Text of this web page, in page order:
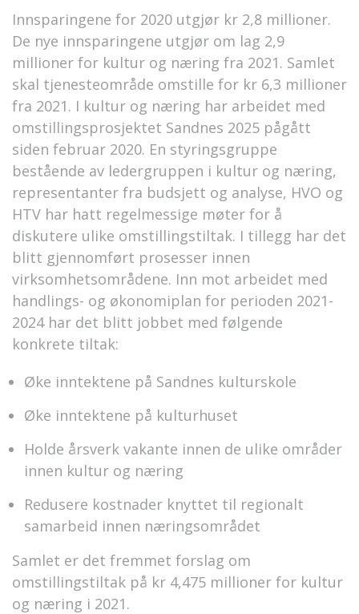
Innsparingene for 2020 utgjør kr 2,8 millioner.
De nye innsparingene utgjør om lag 2,9
millioner for kultur og næring fra 2021. Samlet
skal tjenesteområde omstille for kr 6,3 millioner
fra 2021. I kultur og næring har arbeidet med
omstillingsprosjektet Sandnes 2025 pågått
siden februar 2020. En styringsgruppe
bestående av ledergruppen i kultur og næring,
representanter fra budsjett og analyse, HVO og
HTV har hatt regelmessige møter for å
diskutere ulike omstillingstiltak. I tillegg har det
blitt gjennomført prosesser innen
virksomhetsområdene. Inn mot arbeidet med
handlings- og økonomiplan for perioden 2021-
2024 har det blitt jobbet med følgende
konkrete tiltak:
Øke inntektene på Sandnes kulturskole
Øke inntektene på kulturhuset
Holde årsverk vakante innen de ulike områder
innen kultur og næring
Redusere kostnader knyttet til regionalt
samarbeid innen næringsområdet
Samlet er det fremmet forslag om
omstillingstiltak på kr 4,475 millioner for kultur
og næring i 2021.